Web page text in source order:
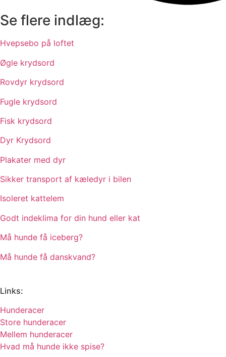
Se flere indlæg:
Hvepsebo på loftet
Øgle krydsord
Rovdyr krydsord
Fugle krydsord
Fisk krydsord
Dyr Krydsord
Plakater med dyr
Sikker transport af kæledyr i bilen
Isoleret kattelem
Godt indeklima for din hund eller kat
Må hunde få iceberg?
Må hunde få danskvand?
Links:
Hunderacer
Store hunderacer
Mellem hunderacer
Hvad må hunde ikke spise?